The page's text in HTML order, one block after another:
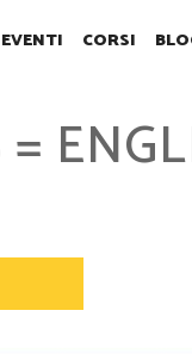
EVENTI CORSI